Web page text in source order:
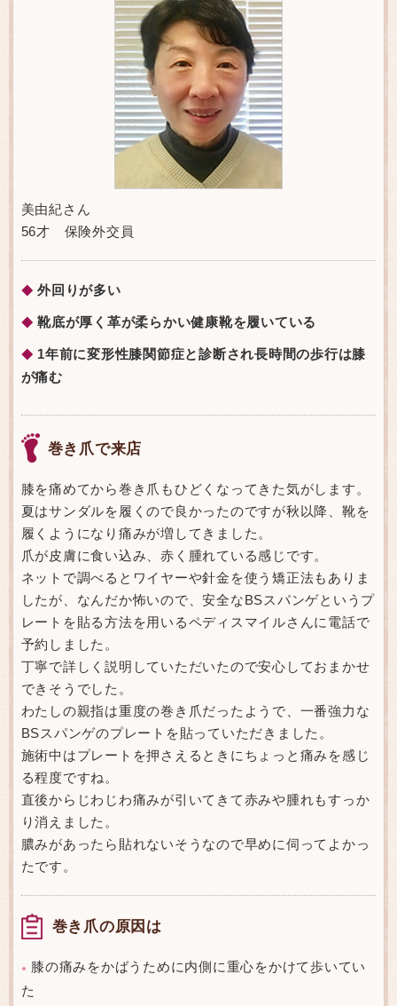
美由紀さん
56才 保険外交員
◆ 外回りが多い
◆ 靴底が厚く革が柔らかい健康靴を履いている
◆ 1年前に変形性膝関節症と診断され長時間の歩行は膝
が痛む
巻き爪で来店
膝を痛めてから巻き爪もひどくなってきた気がします。
夏はサンダルを履くので良かったのですが秋以降、靴を
履くようになり痛みが増してきました。
爪が皮膚に食い込み、赤く腫れている感じです。
ネットで調べるとワイヤーや針金を使う矯正法もありま
したが、なんだか怖いので、安全なBSスパンゲというプ
レートを貼る方法を用いるペディスマイルさんに電話で
予約しました。
丁寧で詳しく説明していただいたので安心しておまかせ
できそうでした。
わたしの親指は重度の巻き爪だったようで、一番強力な
BSスパンゲのプレートを貼っていただきました。
施術中はプレートを押さえるときにちょっと痛みを感じ
る程度ですね。
直後からじわじわ痛みが引いてきて赤みや腫れもすっか
り消えました。
膿みがあったら貼れないそうなので早めに伺ってよかっ
たです。
巻き爪の原因は
●
膝の痛みをかばうために内側に重心をかけて歩いてい
た